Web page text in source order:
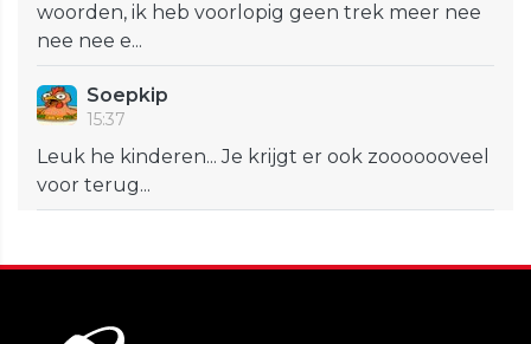
woorden, ik heb voorlopig geen trek meer nee
nee nee e...
Soepkip
15:37
Leuk he kinderen... Je krijgt er ook zooooooveel
voor terug...